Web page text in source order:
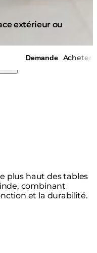
extérieur ou
Demande Acheter
plus haut des tables
combinant
et la durabilité.